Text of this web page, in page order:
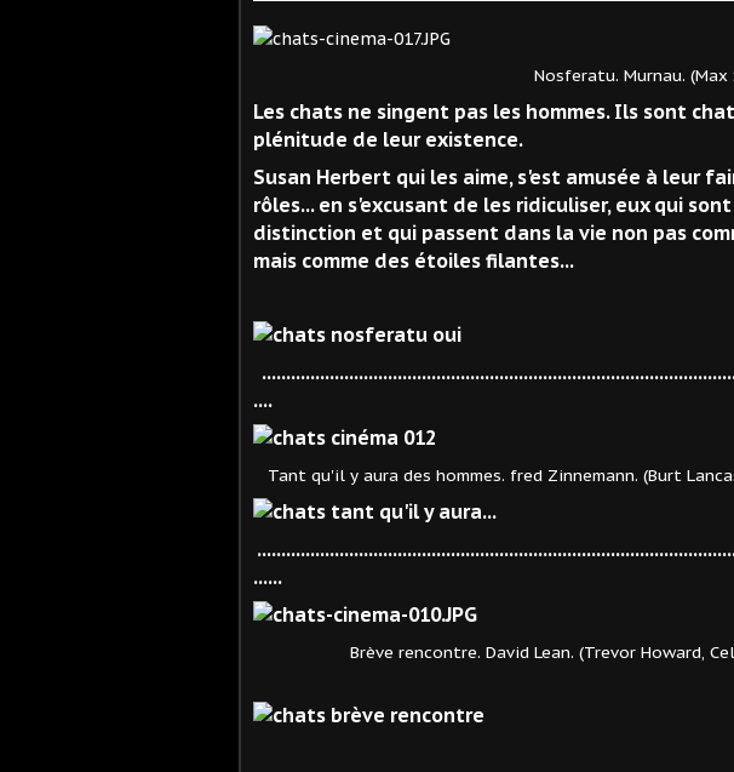
Nosferatu. Murnau. (Max
Les chats ne singent pas les hommes. Ils sont
plénitude de leur existence.
Susan Herbert qui les aime, s'est amusée à leur
rôles... en s'excusant de les ridiculiser, eux qui
distinction et qui passent dans la vie non pas
mais comme des étoiles filantes...
....
Tant qu'il y aura des hommes. fred Zinnemann. (Burt
......
Brève rencontre. David Lean. (Trevor